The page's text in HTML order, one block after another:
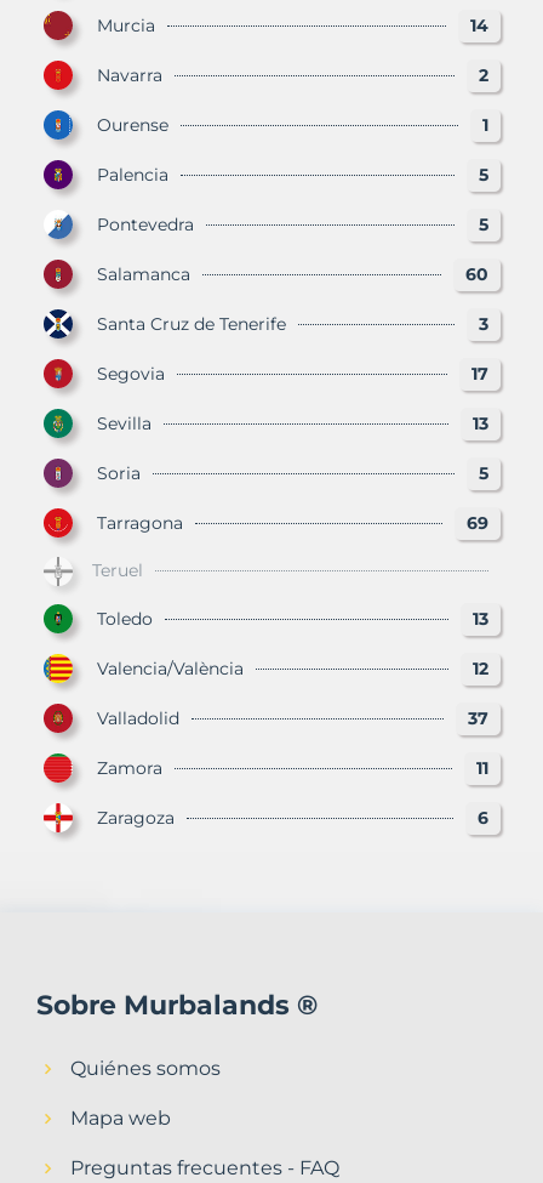
Murcia 14
Navarra 2
Ourense 1
Palencia 5
Pontevedra 5
Salamanca 60
Santa Cruz de Tenerife 3
Segovia 17
Sevilla 13
Soria 5
Tarragona 69
Teruel
Toledo 13
Valencia/València 12
Valladolid 37
Zamora 11
Zaragoza 6
Sobre Murbalands ®
Quiénes somos
Mapa web
Preguntas frecuentes - FAQ